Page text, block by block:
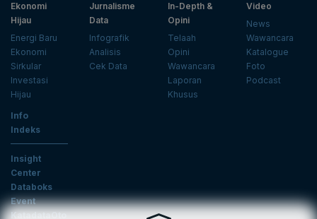
Ekonomi
Hijau
Energi Baru
Ekonomi
Sirkular
Investasi
Hijau
Jurnalisme
Data
Infografik
Analisis
Cek Data
In-Depth &
Opini
Telaah
Opini
Wawancara
Laporan
Khusus
Video
News
Wawancara
Katalogue
Foto
Podcast
Info
Indeks
Insight
Center
Databoks
Event
KatadataOto